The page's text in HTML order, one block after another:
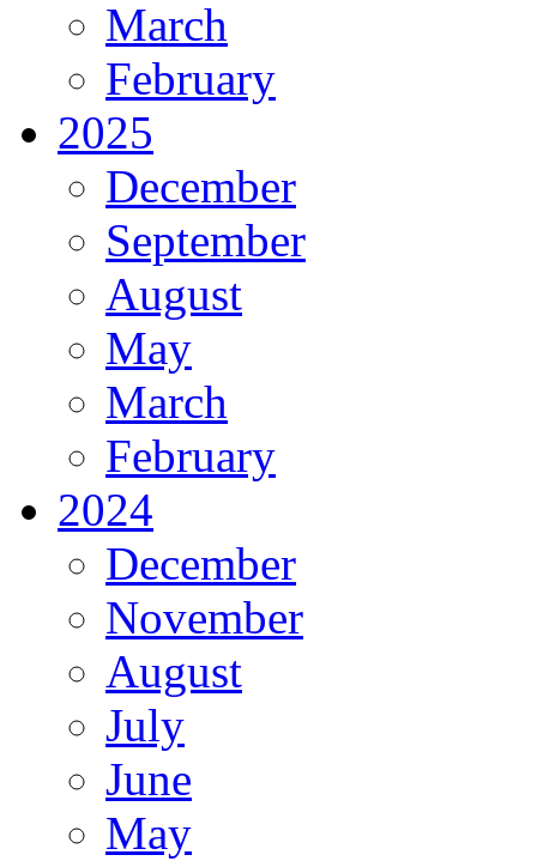
March
February
2025
December
September
August
May
March
February
2024
December
November
August
July
June
May